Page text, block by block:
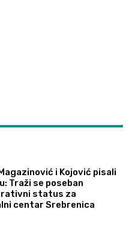
i Kojović pisali
Traži se poseban
status za
centar Srebrenica